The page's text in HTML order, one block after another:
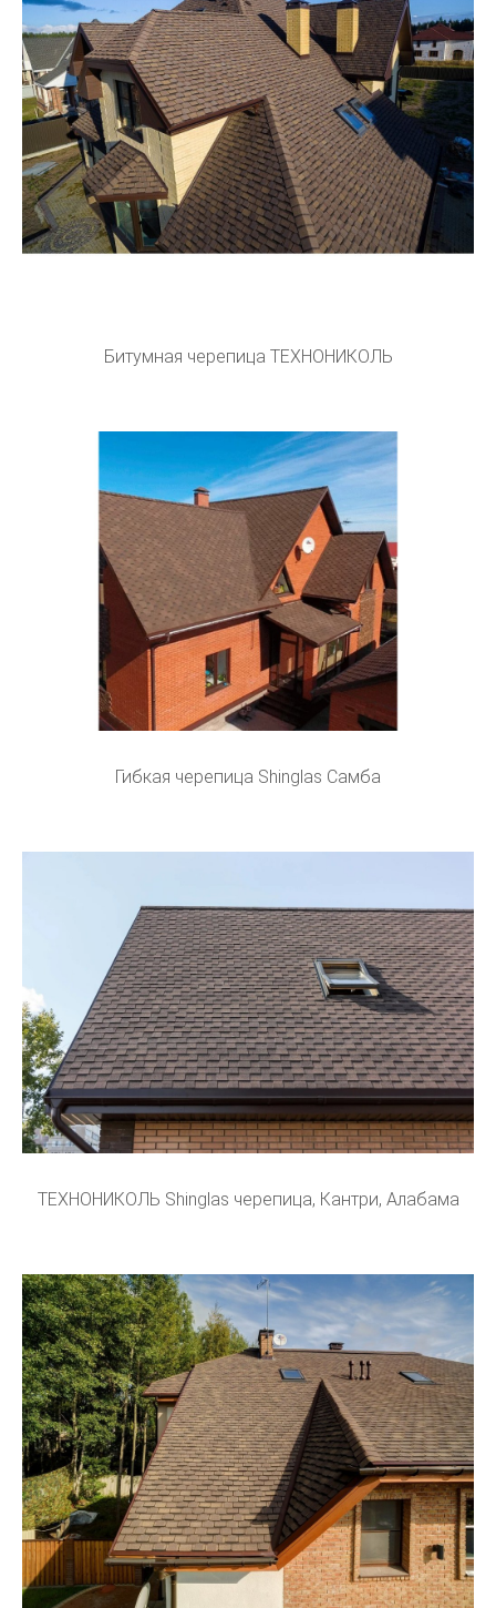
Битумная черепица ТЕХНОНИКОЛЬ
Гибкая черепица Shinglas Самба
ТЕХНОНИКОЛЬ Shinglas черепица, Кантри, Алабама